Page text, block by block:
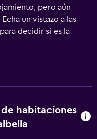
pero aún
un vistazo a las
decidir si es la
habitaciones